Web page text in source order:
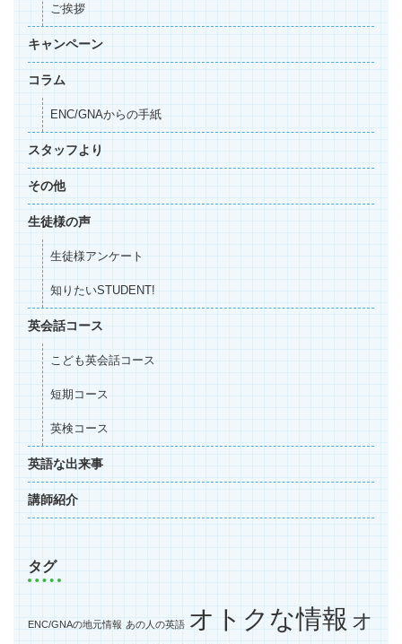
ご挨拶
キャンペーン
コラム
ENC/GNAからの手紙
スタッフより
その他
生徒様の声
生徒様アンケート
知りたいSTUDENT!
英会話コース
こども英会話コース
短期コース
英検コース
英語な出来事
講師紹介
タグ
ENC/GNAの地元情報 あの人の英語 オトクな情報 オ